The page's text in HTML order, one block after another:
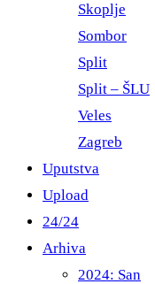
Skoplje
Sombor
Split
Split – ŠLU
Veles
Zagreb
Uputstva
Upload
24/24
Arhiva
2024: San